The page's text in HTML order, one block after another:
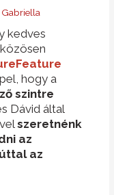
Gabriella
kedves
hogy a
szintre
Dávid által
szeretnénk
az
az